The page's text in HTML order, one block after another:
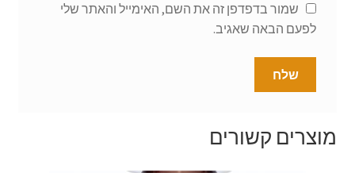
שמור בדפדפן זה את השם, האימייל והאתר שלי
לפעם הבאה שאגיב.
מוצרים קשורים